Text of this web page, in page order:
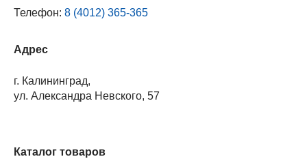
Телефон: 8 (4012) 365-365
Адрес
г. Калининград,
ул. Александра Невского, 57
Каталог товаров